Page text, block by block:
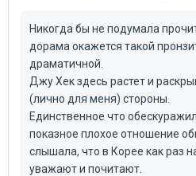
Никогда бы не подумала
дорама окажется такой
драматичной.
Джу Хек здесь растет и
(лично для меня) стороны.
Единственное что
показное плохое отношение
слышала, что в Корее как раз
уважают и почитают.